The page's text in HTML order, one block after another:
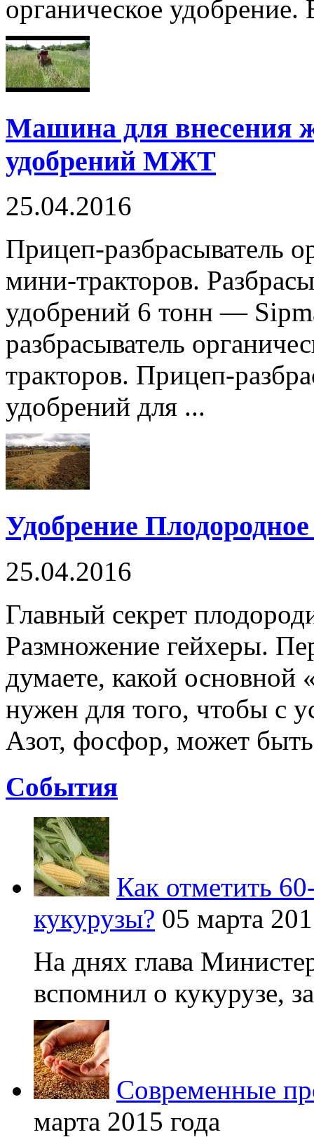
органическое
Машина для внесения
удобрений МЖТ
25.04.2016
Прицеп-разбрасыватель
мини-тракторов.
удобрений 6 тонн —
разбрасыватель
тракторов. Прицеп-
удобрений для ...
Удобрение
25.04.2016
Главный секрет
Размножение гейхеры.
думаете, какой основной
нужен для того, чтобы с
Азот, фосфор, может
Cобытия
Как отметить
кукурузы? 05 марта
На днях глава
вспомнил о кукурузе,
Современные
марта 2015 года